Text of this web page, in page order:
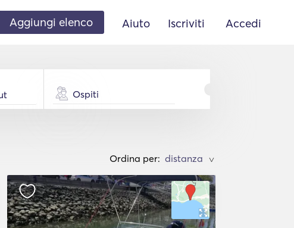
Aggiungi elenco Aiuto Iscriviti Accedi
Ospiti
Ordina per: >